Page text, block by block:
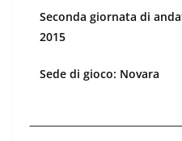
Seconda giornata di
2015
Sede di gioco: Novara